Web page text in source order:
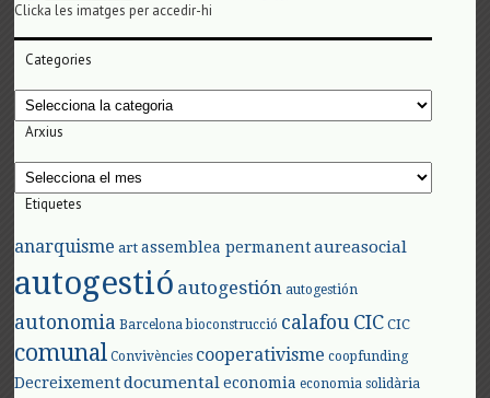
Clicka les imatges per accedir-hi
Categories
Categories
Arxius
Arxius
Etiquetes
anarquisme art assemblea permanent aureasocial
autogestió autogestión autogestión
autonomia Barcelona bioconstrucció calafouCIC CIC
comunal Convivències cooperativisme coopfunding
Decreixement documental economia economia solidària